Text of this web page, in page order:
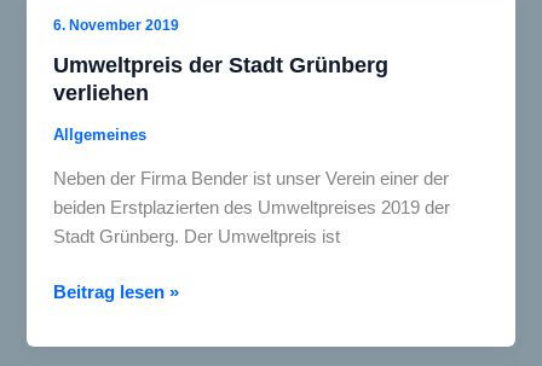
6. November 2019
Umweltpreis der Stadt Grünberg
verliehen
Allgemeines
Neben der Firma Bender ist unser Verein einer der
beiden Erstplazierten des Umweltpreises 2019 der
Stadt Grünberg. Der Umweltpreis ist
Umweltpreis
Stadt
Beitrag lesen »